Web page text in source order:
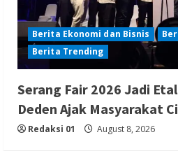
Berita Ekonomi dan Bisnis
Berita Trending
Serang Fair 2026 Jadi
Deden Ajak Masyarakat
Redaksi 01 August 8, 2026